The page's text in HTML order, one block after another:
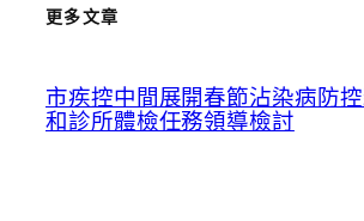
更多文章
市疾控中間展開春節沾染病防
和診所體檢任務領導檢討